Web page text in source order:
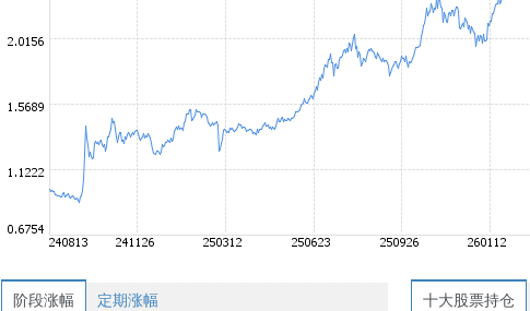
阶段涨幅 定期涨幅 十大股票持仓